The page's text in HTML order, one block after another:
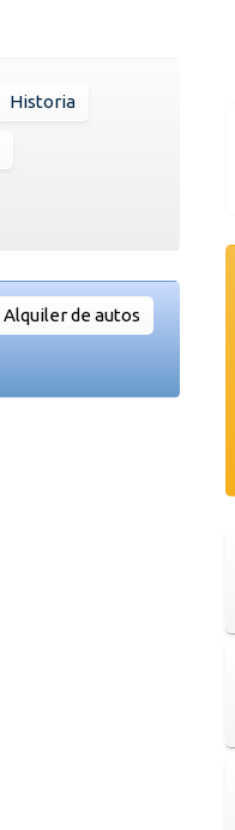
Historia
Alquiler de autos